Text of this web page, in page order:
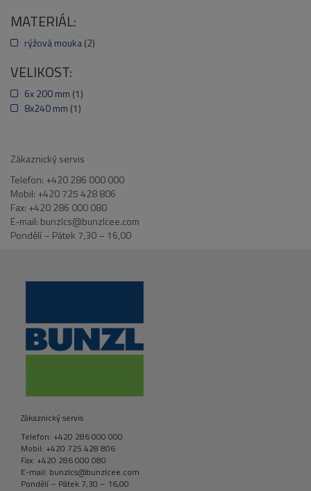
MATERIÁL:
rýžová mouka (2)
VELIKOST:
6x 200 mm (1)
8x240 mm (1)
Zákaznický servis
Telefon: +420 286 000 000
Mobil: +420 725 428 806
Fax: +420 286 000 080
E-mail: bunzlcs@bunzlcee.com
Pondělí – Pátek 7,30 – 16,00
Zákaznický servis
Telefon: +420 286 000 000
Mobil: +420 725 428 806
Fax: +420 286 000 080
E-mail: bunzlcs@bunzlcee.com
Pondělí – Pátek 7,30 – 16,00